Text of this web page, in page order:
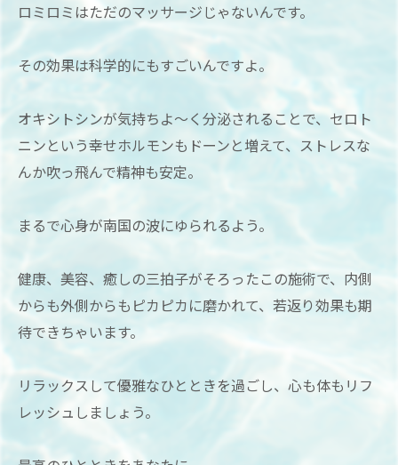
ロミロミはただのマッサージじゃないんです。
その効果は科学的にもすごいんですよ。
オキシトシンが気持ちよ～く分泌されることで、セロト
ニンという幸せホルモンもドーンと増えて、ストレスな
んか吹っ飛んで精神も安定。
まるで心身が南国の波にゆられるよう。
健康、美容、癒しの三拍子がそろったこの施術で、内側
からも外側からもピカピカに磨かれて、若返り効果も期
待できちゃいます。
リラックスして優雅なひとときを過ごし、心も体もリフ
レッシュしましょう。